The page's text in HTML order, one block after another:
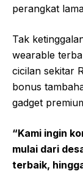
perangkat
Tak
wearable
cicilan sekitar
bonus
gadget
“Kami ingin
mulai dari
terbaik,